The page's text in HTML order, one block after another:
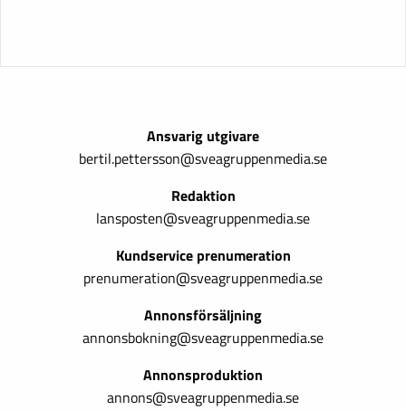
Ansvarig utgivare
bertil.pettersson@sveagruppenmedia.se
Redaktion
lansposten@sveagruppenmedia.se
Kundservice prenumeration
prenumeration@sveagruppenmedia.se
Annonsförsäljning
annonsbokning@sveagruppenmedia.se
Annonsproduktion
annons@sveagruppenmedia.se